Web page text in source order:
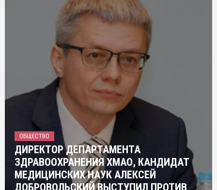
ОБЩЕСТВО
ДИРЕКТОР ДЕПАРТАМЕНТА
ЗДРАВООХРАНЕНИЯ ХМАО, КАНДИДАТ
МЕДИЦИНСКИХ НАУК АЛЕКСЕЙ
ДОБРОВОЛЬСКИЙ ВЫСТУПИЛ ПРОТИВ